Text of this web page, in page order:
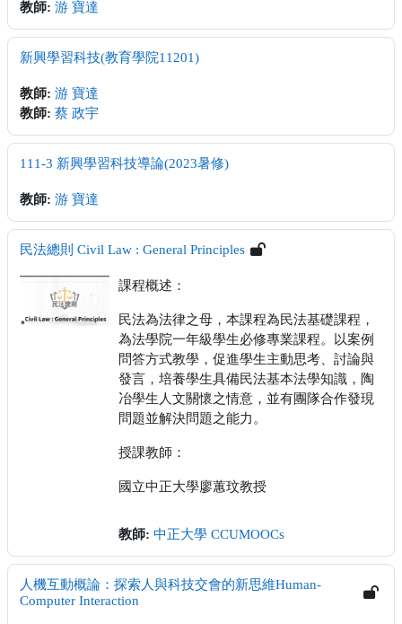
教師: 游 寶達
新興學習科技(教育學院11201)
教師: 游 寶達
教師: 蔡 政宇
111-3 新興學習科技導論(2023暑修)
教師: 游 寶達
民法總則 Civil Law : General Principles
課程概述：
民法為法律之母，本課程為民法基礎課程，
為法學院一年級學生必修專業課程。以案例
問答方式教學，促進學生主動思考、討論與
發言，培養學生具備民法基本法學知識，陶
冶學生人文關懷之情意，並有團隊合作發現
問題並解決問題之能力。
授課教師：
國立中正大學廖蕙玟教授
教師: 中正大學 CCUMOOCs
人機互動概論：探索人與科技交會的新思維Human-
Computer Interaction